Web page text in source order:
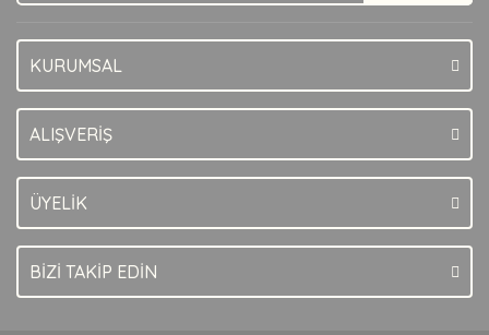
KURUMSAL
ALIŞVERİŞ
ÜYELİK
BİZİ TAKİP EDİN